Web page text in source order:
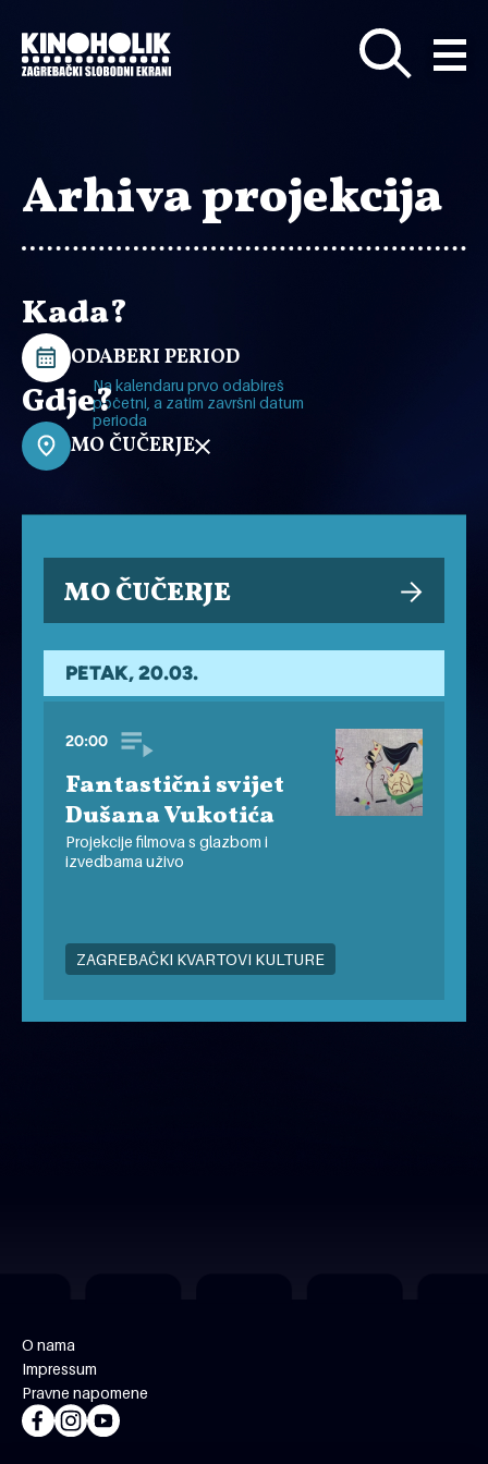
glavni
sadržaj
Arhiva projekcija
Kada?
ODABERI PERIOD
Na kalendaru prvo odabireš
početni, a zatim završni datum
perioda
Gdje?
MO ČUČERJE
MO ČUČERJE
PETAK, 20.03.
20:00
Fantastični svijet
Dušana Vukotića
Projekcije filmova s glazbom i
izvedbama uživo
ZAGREBAČKI KVARTOVI KULTURE
besplatno uz rezervaciju
O nama
Impressum
Pravne napomene